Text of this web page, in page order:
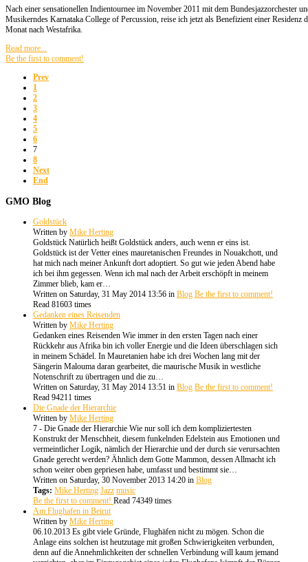
Nach einer sensationellen Indientournee im November 2011 mit dem Bundesjazzorchester
Musikerndes Karnataka College of Percussion, reise ich jetzt als Benefizient einer Residenz
Monat nach Westafrika.
Read more...
Be the first to comment!
Prev
1
2
3
4
5
6
7
8
Next
End
GMO Blog
Goldstück
Written by Mike Herting
Goldstück Natürlich heißt Goldstück anders, auch wenn er eins ist.
Goldstück ist der Vetter eines mauretanischen Freundes in Nouakchott, und
hat mich nach meiner Ankunft dort adoptiert. So gut wie jeden Abend habe
ich bei ihm gegessen. Wenn ich mal nach der Arbeit erschöpft in meinem
Zimmer blieb, kam er…
Written on Saturday, 31 May 2014 13:56 in Blog Be the first to comment!
Read 81603 times
Gedanken eines Reisenden
Written by Mike Herting
Gedanken eines Reisenden Wie immer in den ersten Tagen nach einer
Rückkehr aus Afrika bin ich voller Energie und die Ideen überschlagen sich
in meinem Schädel. In Mauretanien habe ich drei Wochen lang mit der
Sängerin Malouma daran gearbeitet, die maurische Musik in westliche
Notenschrift zu übertragen und die zu…
Written on Saturday, 31 May 2014 13:51 in Blog Be the first to comment!
Read 94211 times
Die Gnade der Hierarchie
Written by Mike Herting
7 - Die Gnade der Hierarchie Wie nur soll ich dem kompliziertesten
Konstrukt der Menschheit, diesem funkelnden Edelstein aus Emotionen und
vermeintlicher Logik, nämlich der Hierarchie und der durch sie verursachten
Gnade gerecht werden? Ähnlich dem Gotte Mammon, dessen Allmacht ich
schon weiter oben gepriesen habe, umfasst und bestimmt sie…
Written on Saturday, 30 November 2013 14:20 in Blog
Tags: Mike Herting Jazz music
Be the first to comment! Read 74349 times
Am Flughafen in Beirut
Written by Mike Herting
06.10.2013 Es gibt viele Gründe, Flughäfen nicht zu mögen. Schon die
Anlage eins solchen ist heutzutage mit großen Schwierigkeiten verbunden,
denn auf die Annehmlichkeiten der schnellen Verbindung will kaum jemand